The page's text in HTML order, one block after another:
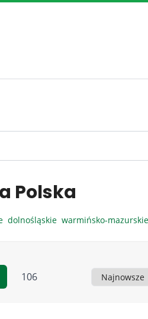
Polska
dolnośląskie warmińsko-mazurskie
106 Sortowanie